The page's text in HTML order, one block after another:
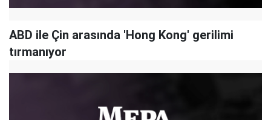
ABD ile Çin arasında 'Hong Kong' gerilimi
tırmanıyor